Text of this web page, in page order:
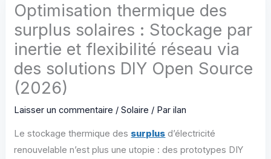
Optimisation thermique des
surplus solaires : Stockage par
inertie et flexibilité réseau via
des solutions DIY Open Source
(2026)
Laisser un commentaire /Solaire / Parilan
Le stockage thermique des surplus d’électricité
renouvelable n’est plus une utopie : des prototypes DIY